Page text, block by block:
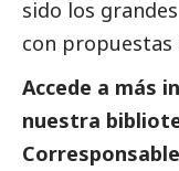
sido los
con
Accede a más
nuestra